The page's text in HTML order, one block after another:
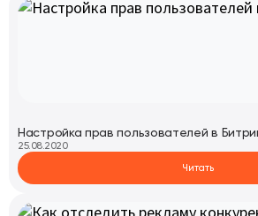
Настройка прав пользователей в
25.08.2020
Читать